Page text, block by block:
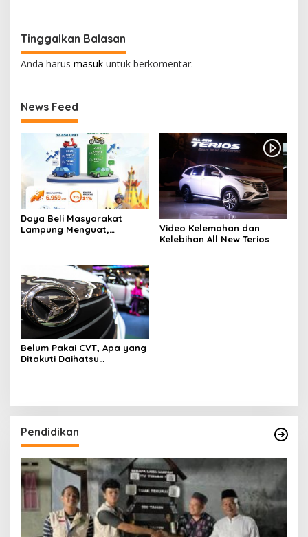
Tinggalkan Balasan
Anda harus masuk untuk berkomentar.
News Feed
Daya Beli Masyarakat
Lampung Menguat,
Video Kelemahan dan
Kelebihan All New Terios
Belum Pakai CVT, Apa yang
Ditakuti Daihatsu
Pendidikan